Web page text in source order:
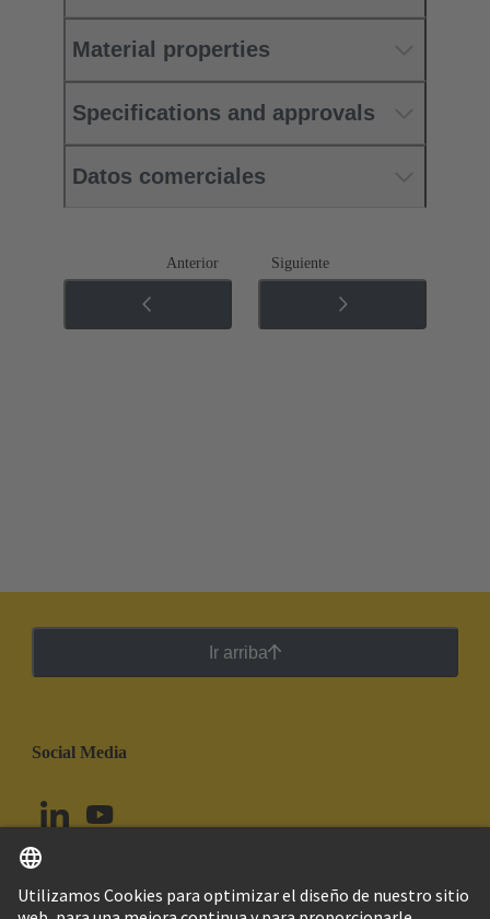
Material properties
Specifications and approvals
Datos comerciales
Anterior Siguiente
Ir arriba
Social Media